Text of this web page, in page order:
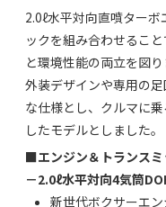
2.0ℓ水平対向直噴ター
ックを組み合わせるこ
と環境性能の両立を図
外装デザインや専用の
な仕様とし、クルマに
したモデルとしました。
■エンジン＆トランスミ
－2.0ℓ水平対向4気筒
新世代ボクサーエ